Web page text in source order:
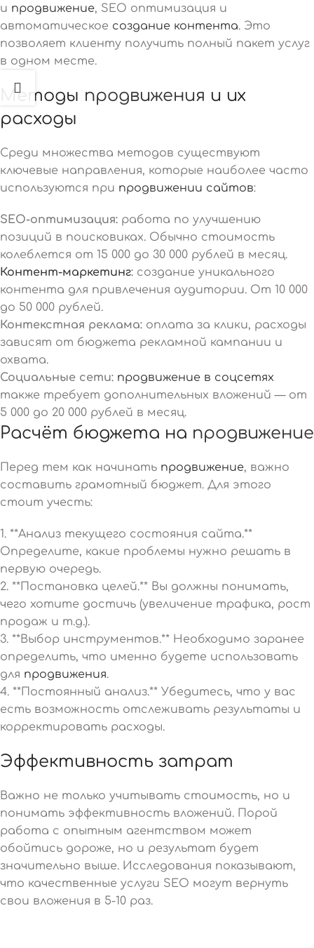
и продвижение, SEO оптимизация и
автоматическое создание контента. Это
позволяет клиенту получить полный пакет услуг
в одном месте.
Методы продвижения и их
расходы
Среди множества методов существуют
ключевые направления, которые наиболее часто
используются при продвижении сайтов:
SEO-оптимизация: работа по улучшению
позиций в поисковиках. Обычно стоимость
колеблется от 15 000 до 30 000 рублей в месяц.
Контент-маркетинг: создание уникального
контента для привлечения аудитории. От 10 000
до 50 000 рублей.
Контекстная реклама: оплата за клики, расходы
зависят от бюджета рекламной кампании и
охвата.
Социальные сети: продвижение в соцсетях
также требует дополнительных вложений — от
5 000 до 20 000 рублей в месяц.
Расчёт бюджета на продвижение
Перед тем как начинать продвижение, важно
составить грамотный бюджет. Для этого
стоит учесть:
1. **Анализ текущего состояния сайта.**
Определите, какие проблемы нужно решать в
первую очередь.
2. **Постановка целей.** Вы должны понимать,
чего хотите достичь (увеличение трафика, рост
продаж и т.д.).
3. **Выбор инструментов.** Необходимо заранее
определить, что именно будете использовать
для продвижения.
4. **Постоянный анализ.** Убедитесь, что у вас
есть возможность отслеживать результаты и
корректировать расходы.
Эффективность затрат
Важно не только учитывать стоимость, но и
понимать эффективность вложений. Порой
работа с опытным агентством может
обойтись дороже, но и результат будет
значительно выше. Исследования показывают,
что качественные услуги SEO могут вернуть
свои вложения в 5-10 раз.